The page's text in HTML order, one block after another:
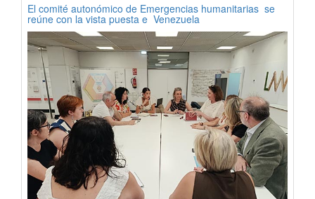
El comité autonómico de Emergencias humanitarias se
reúne con la vista puesta e Venezuela